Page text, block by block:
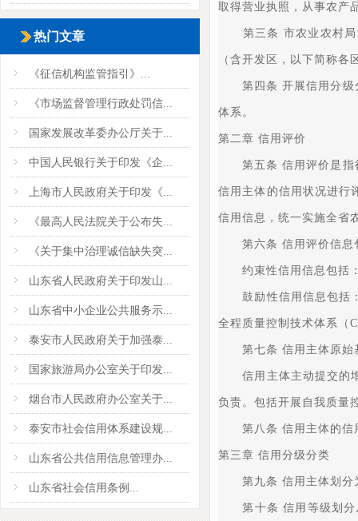
热门文章
《征信机构监管指引》...
《市场监督管理行政处罚信...
国家发展改革委办公厅关于...
中国人民银行关于印发《企...
上海市人民政府关于印发《...
《最高人民法院关于公布失...
《关于集中治理诚信缺失突...
山东省人民政府关于印发山...
山东省中小企业公共服务示...
泰安市人民政府关于加强泰...
国家旅游局办公室关于印发...
烟台市人民政府办公室关于...
泰安市社会信用体系建设规...
山东省公共信用信息管理办...
山东省社会信用条例...
取得营业执照，从事农产
第三条 市农业农村局负
（含开发区，以下简称
第四条 开展信用分级分
体系。
第二章 信用评价
第五条 信用评价是指行
信用主体的信用状况进行
信用信息，统一实施全省
第六条 信用评价信息
约束性信用信息包括：
鼓励性信用信息包括：
全程质量控制技术体系（
第七条 信用主体原始基
信用主体主动提交的增
负责。包括开展自我质量
第八条 信用主体的信用
第三章 信用分级分类
第九条 信用主体划分
第十条 信用等级划分从